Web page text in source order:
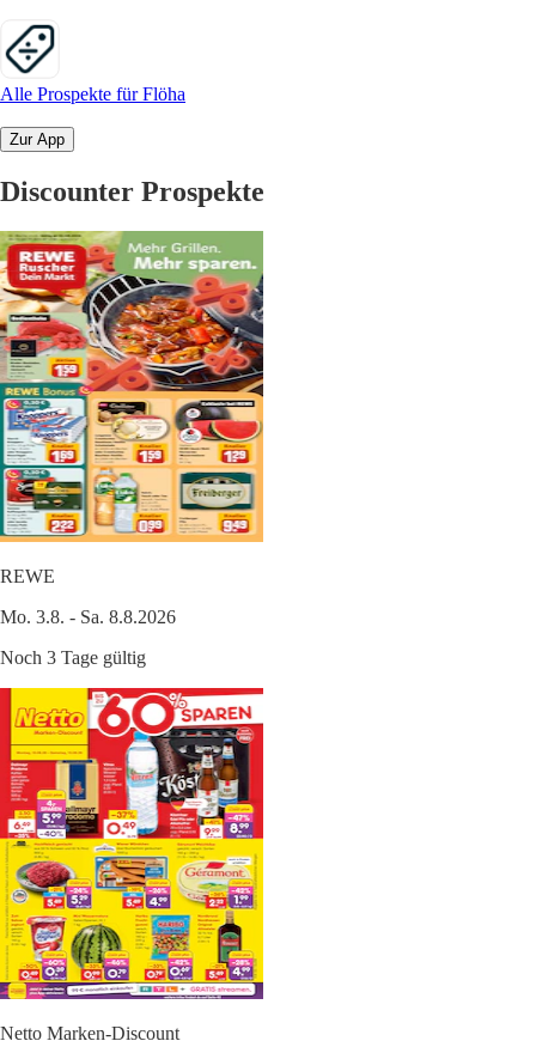
Alle Prospekte für Flöha
Zur App
Discounter Prospekte
REWE
Mo. 3.8. - Sa. 8.8.2026
Noch 3 Tage gültig
Netto Marken-Discount